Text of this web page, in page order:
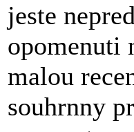
jeste
opomenuti
malou
souhrnny